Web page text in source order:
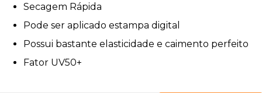
Secagem Rápida
Pode ser aplicado estampa digital
Possui bastante elasticidade e caimento perfeito
Fator UV50+